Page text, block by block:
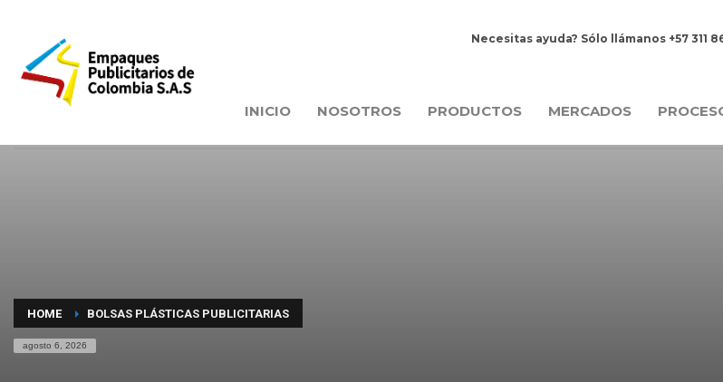
Necesitas ayuda? Sólo llámanos +57 311
INICIO NOSOTROS PRODUCTOS MERCADOS
HOME BOLSAS PLÁSTICAS PUBLICITARIAS
agosto 6, 2026